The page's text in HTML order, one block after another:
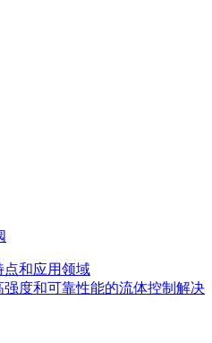
点和应用领域
度和可靠性能的流体控制解决